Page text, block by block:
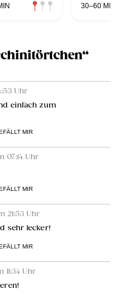
30–60 MIN
Uhr
einfach zum
MIR
07:14 Uhr
MIR
21:53 Uhr
sehr lecker!
MIR
11:34 Uhr